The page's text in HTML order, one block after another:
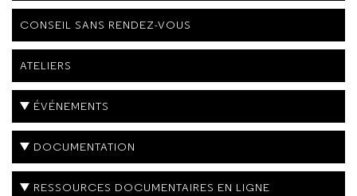
CONSEIL SANS RENDEZ-VOUS
ATELIERS
ÉVÉNEMENTS
DOCUMENTATION
RESSOURCES DOCUMENTAIRES EN LIGNE